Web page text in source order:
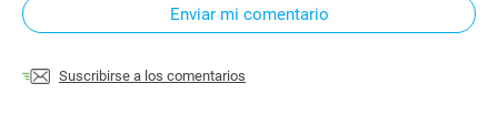
Enviar mi comentario
Suscribirse a los comentarios